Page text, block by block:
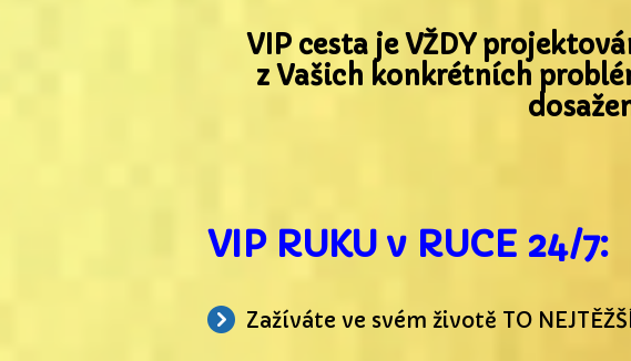
VIP cesta je VŽDY
z Vašich konkrétních
VIP RUKU v RUCE 24/7:
Zažíváte ve svém životě TO